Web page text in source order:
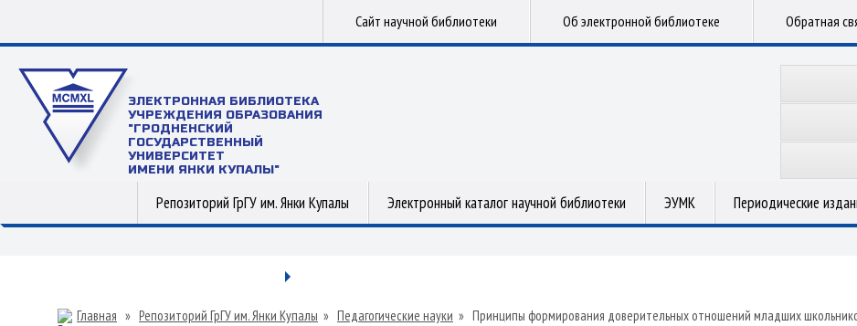
Сайт научной библиотеки Об электронной библиотеке Обратная
ЭЛЕКТРОННАЯ БИБЛИОТЕКА
УЧРЕЖДЕНИЯ ОБРАЗОВАНИЯ
"ГРОДНЕНСКИЙ
ГОСУДАРСТВЕННЫЙ
УНИВЕРСИТЕТ
ИМЕНИ ЯНКИ КУПАЛЫ"
Репозиторий ГрГУ им. Янки Купалы Электронный каталог научной библиотеки ЭУМК Периодические
Главная » Репозиторий ГрГУ им. Янки Купалы » Педагогические науки » Принципы формирования доверительных отношений младших